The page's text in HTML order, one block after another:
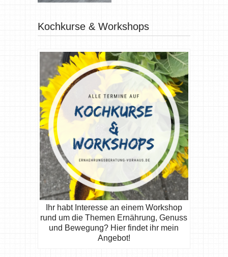
Kochkurse & Workshops
Ihr habt Interesse an einem Workshop
rund um die Themen Ernährung, Genuss
und Bewegung? Hier findet ihr mein
Angebot!